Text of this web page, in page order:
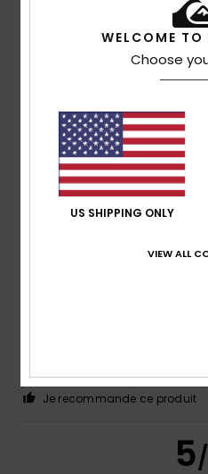
Afficher original - Deutsch
Confort: 5/5 Rapport qualité /
Matière: 5/5 Coloris: 3/5
5
parfaiteMatière: 5 Coloris: 5
Je recommande ce produit
5
WELCOME TO
Choose
US SHIPPING ONLY
VIEW ALL